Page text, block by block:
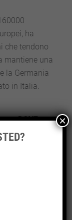
ha
che tendono
mantiene una
la Germania
in Italia.
DOVE ×